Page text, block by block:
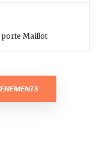
porte Maillot